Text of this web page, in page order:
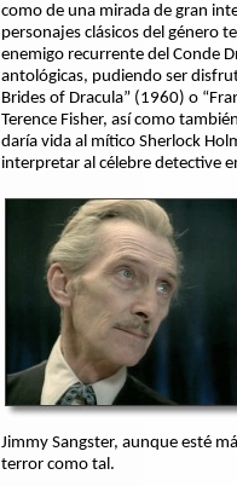
como de una mirada de gran
personajes clásicos del género
enemigo recurrente del Conde
antológicas, pudiendo ser
Brides of Dracula” (1960) o
Terence Fisher, así como
daría vida al mítico Sherlock
interpretar al célebre detective
Jimmy Sangster, aunque esté
terror como tal.